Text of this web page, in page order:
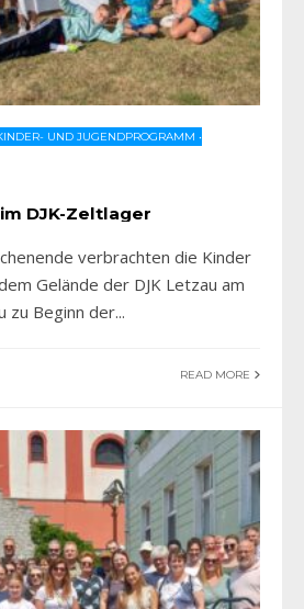
UND JUGENDPROGRAMM •
DJK-Zeltlager
verbrachten die Kinder
Gelände der DJK Letzau am
zu Beginn der...
READ MORE